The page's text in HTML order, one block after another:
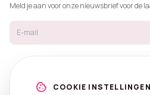
Meld je aan voor onze nieuwsbrief voor de
cookie COOKIE INSTELLINGEN